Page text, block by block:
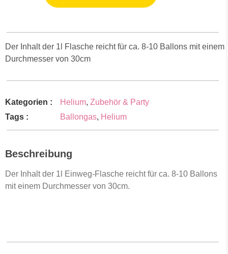
Der Inhalt der 1l Flasche reicht für ca. 8-10 Ballons mit einem
Durchmesser von 30cm
Kategorien : Helium, Zubehör & Party
Tags :
Ballongas, Helium
Beschreibung
Der Inhalt der 1l Einweg-Flasche reicht für ca. 8-10 Ballons
mit einem Durchmesser von 30cm.